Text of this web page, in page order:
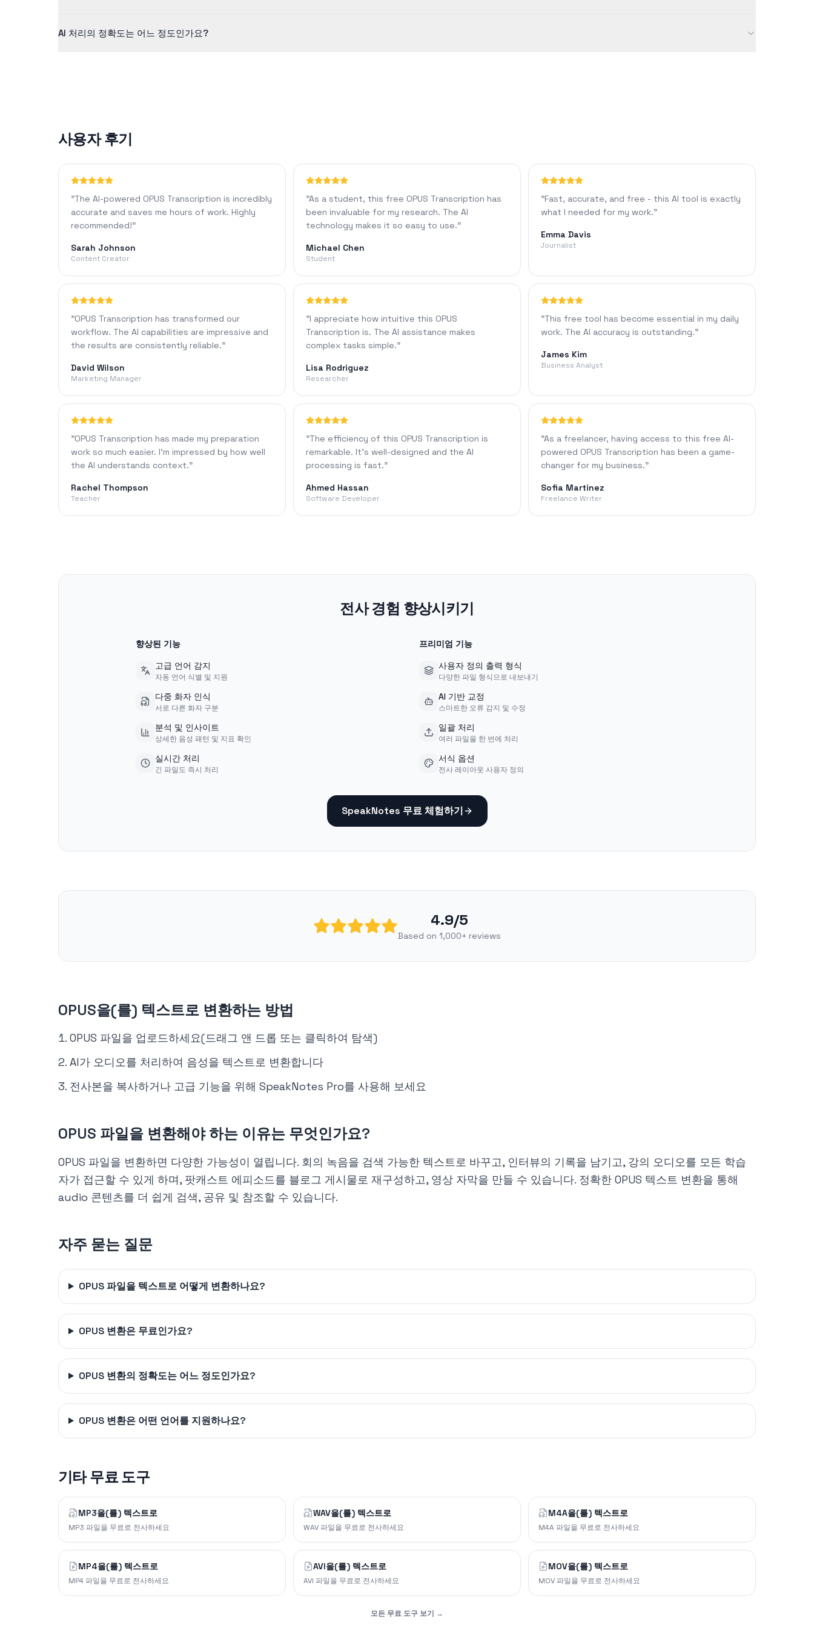
AI 처리의 정확도는 어느 정도인가요?
사용자 후기
"The AI-powered OPUS Transcription is incredibly
accurate and saves me hours of work. Highly
recommended!"
Sarah Johnson
Content Creator
"As a student, this free OPUS Transcription has
been invaluable for my research. The AI
technology makes it so easy to use."
Michael Chen
Student
"Fast, accurate, and free - this AI tool is exactly
what I needed for my work."
Emma Davis
Journalist
"OPUS Transcription has transformed our
workflow. The AI capabilities are impressive and
the results are consistently reliable."
David Wilson
Marketing Manager
"I appreciate how intuitive this OPUS
Transcription is. The AI assistance makes
complex tasks simple."
Lisa Rodriguez
Researcher
"This free tool has become essential in my daily
work. The AI accuracy is outstanding."
James Kim
Business Analyst
"OPUS Transcription has made my preparation
work so much easier. I'm impressed by how well
the AI understands context."
Rachel Thompson
Teacher
"The efficiency of this OPUS Transcription is
remarkable. It's well-designed and the AI
processing is fast."
Ahmed Hassan
Software Developer
"As a freelancer, having access to this free AI-
powered OPUS Transcription has been a game-
changer for my business."
Sofia Martinez
Freelance Writer
전사 경험 향상시키기
향상된 기능
고급 언어 감지
자동 언어 식별 및 지원
다중 화자 인식
서로 다른 화자 구분
분석 및 인사이트
상세한 음성 패턴 및 지표 확인
실시간 처리
긴 파일도 즉시 처리
프리미엄 기능
사용자 정의 출력 형식
다양한 파일 형식으로 내보내기
AI 기반 교정
스마트한 오류 감지 및 수정
일괄 처리
여러 파일을 한 번에 처리
서식 옵션
전사 레이아웃 사용자 정의
SpeakNotes 무료 체험하기
4.9/5
Based on 1,000+ reviews
OPUS을(를) 텍스트로 변환하는 방법
OPUS 파일을 업로드하세요(드래그 앤 드롭 또는 클릭하여 탐색)
AI가 오디오를 처리하여 음성을 텍스트로 변환합니다
전사본을 복사하거나 고급 기능을 위해 SpeakNotes Pro를 사용해 보세요
OPUS 파일을 변환해야 하는 이유는 무엇인가요?
OPUS 파일을 변환하면 다양한 가능성이 열립니다. 회의 녹음을 검색 가능한 텍스트로 바꾸고, 인터뷰의 기록을 남기고, 강의 오디오를 모든 학습
자가 접근할 수 있게 하며, 팟캐스트 에피소드를 블로그 게시물로 재구성하고, 영상 자막을 만들 수 있습니다. 정확한 OPUS 텍스트 변환을 통해
audio 콘텐츠를 더 쉽게 검색, 공유 및 참조할 수 있습니다.
자주 묻는 질문
OPUS 파일을 텍스트로 어떻게 변환하나요?
OPUS 변환은 무료인가요?
OPUS 변환의 정확도는 어느 정도인가요?
OPUS 변환은 어떤 언어를 지원하나요?
기타 무료 도구
MP3을(를) 텍스트로
MP3 파일을 무료로 전사하세요
WAV을(를) 텍스트로
WAV 파일을 무료로 전사하세요
M4A을(를) 텍스트로
M4A 파일을 무료로 전사하세요
MP4을(를) 텍스트로
MP4 파일을 무료로 전사하세요
AVI을(를) 텍스트로
AVI 파일을 무료로 전사하세요
MOV을(를) 텍스트로
MOV 파일을 무료로 전사하세요
모든 무료 도구 보기 →